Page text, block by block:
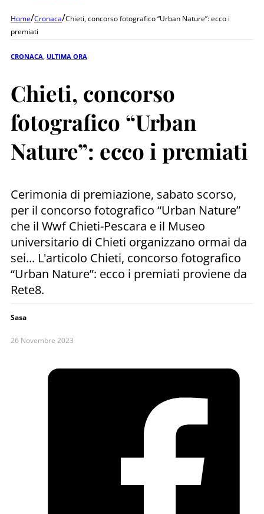
Home/Cronaca/Chieti, concorso fotografico “Urban Nature”: ecco i
premiati
CRONACA ULTIMA ORA
Chieti, concorso
fotografico “Urban
Nature”: ecco i premiati
Cerimonia di premiazione, sabato scorso,
per il concorso fotografico “Urban Nature”
che il Wwf Chieti-Pescara e il Museo
universitario di Chieti organizzano ormai da
sei... L'articolo Chieti, concorso fotografico
“Urban Nature”: ecco i premiati proviene da
Rete8.
Sasa
26 Novembre 2023